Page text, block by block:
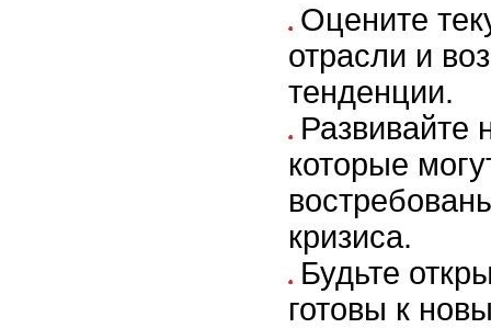
Оцените
отрасли и
тенденции.
Развивайте
которые
кризиса.
Будьте
готовы к